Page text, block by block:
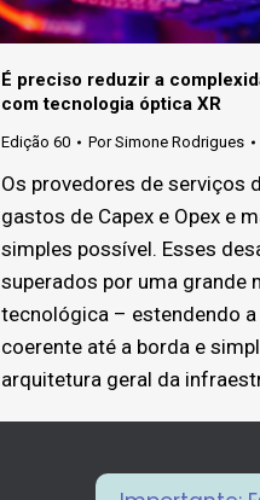
É preciso reduzir a
com tecnologia óptica XR
Edição 60 PorSimone Rodrigues
Os provedores de serviços
gastos de Capex e Opex e
simples possível. Esses
superados por uma grande
tecnológica – estendendo
coerente até a borda e
arquitetura geral da